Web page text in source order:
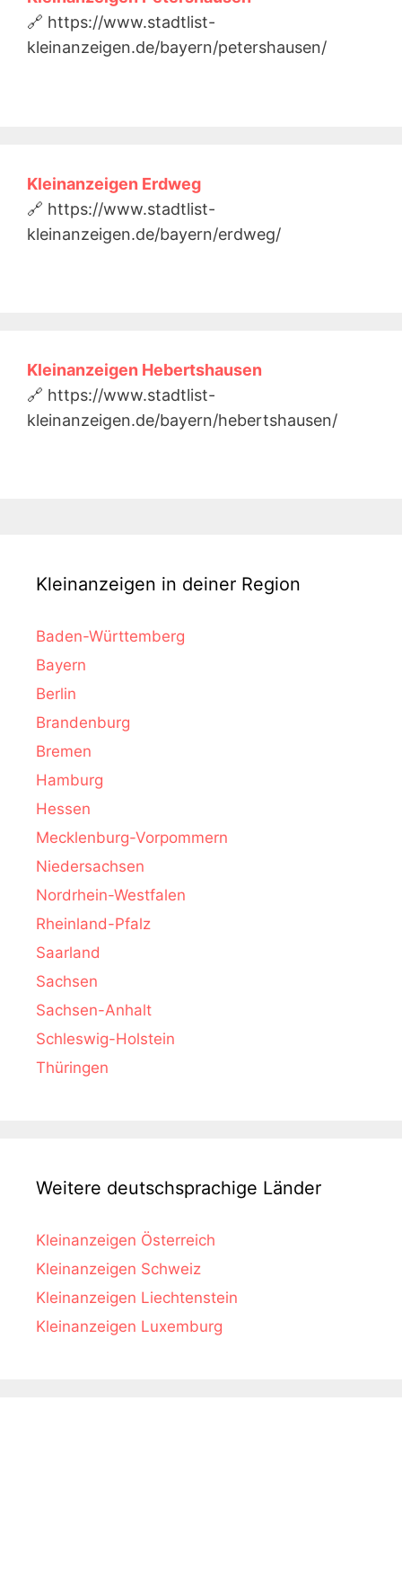
🔗 https://www.stadtlist-
kleinanzeigen.de/bayern/petershausen/
Kleinanzeigen Erdweg
🔗 https://www.stadtlist-
kleinanzeigen.de/bayern/erdweg/
Kleinanzeigen Hebertshausen
🔗 https://www.stadtlist-
kleinanzeigen.de/bayern/hebertshausen/
Kleinanzeigen in deiner Region
Baden-Württemberg
Bayern
Berlin
Brandenburg
Bremen
Hamburg
Hessen
Mecklenburg-Vorpommern
Niedersachsen
Nordrhein-Westfalen
Rheinland-Pfalz
Saarland
Sachsen
Sachsen-Anhalt
Schleswig-Holstein
Thüringen
Weitere deutschsprachige Länder
Kleinanzeigen Österreich
Kleinanzeigen Schweiz
Kleinanzeigen Liechtenstein
Kleinanzeigen Luxemburg